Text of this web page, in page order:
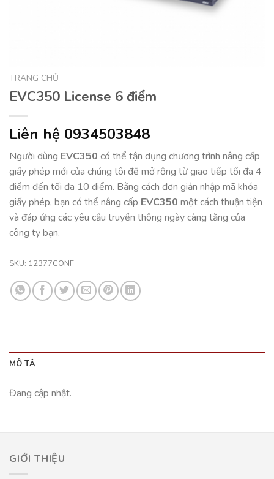
TRANG CHỦ
EVC350 License 6 điểm
Liên hệ 0934503848
Người dùng EVC350 có thể tận dụng chương trình nâng cấp
giấy phép mới của chúng tôi để mở rộng từ giao tiếp tối đa 4
điểm đến tối đa 10 điểm. Bằng cách đơn giản nhập mã khóa
giấy phép, bạn có thể nâng cấp EVC350 một cách thuận tiện
và đáp ứng các yêu cầu truyền thông ngày càng tăng của
công ty bạn.
SKU: 12377CONF
MÔ TẢ
Đang cập nhật.
GIỚI THIỆU